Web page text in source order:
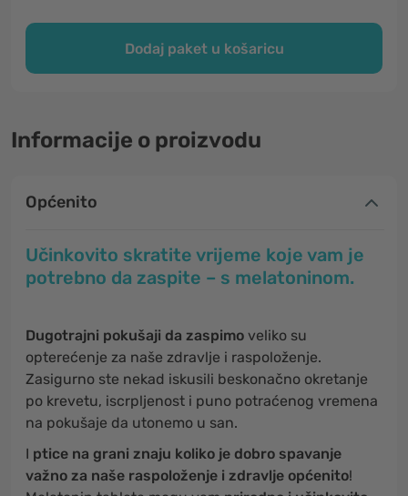
Dodaj paket u košaricu
Informacije o proizvodu
Općenito
Učinkovito skratite vrijeme koje vam je
potrebno da zaspite – s melatoninom.
Dugotrajni pokušaji da zaspimo veliko su
opterećenje za naše zdravlje i raspoloženje.
Zasigurno ste nekad iskusili beskonačno okretanje
po krevetu, iscrpljenost i puno potraćenog vremena
na pokušaje da utonemo u san.
I ptice na grani znaju koliko je dobro spavanje
važno za naše raspoloženje i zdravlje općenito!